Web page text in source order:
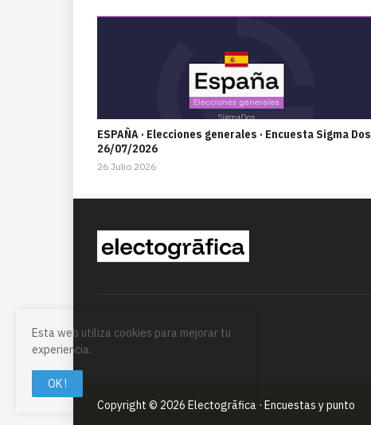
ESPAÑA · Elecciones generales · Encuesta Sigma Dos
26/07/2026
26 Julio 2026
Copyright © 2026 Electogrāfica · Encuestas y punto
Esta web utiliza cookies para mejorar tu
experiencia.
OK !